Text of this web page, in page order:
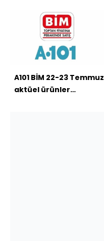
A101 BİM 22-23 Temmuz
aktüel ürünler